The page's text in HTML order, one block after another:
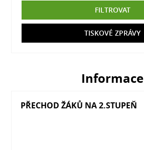
FILTROVAT
TISKOVÉ ZPRÁVY
Informace
PŘECHOD ŽÁKŮ NA 2.STUPEŇ